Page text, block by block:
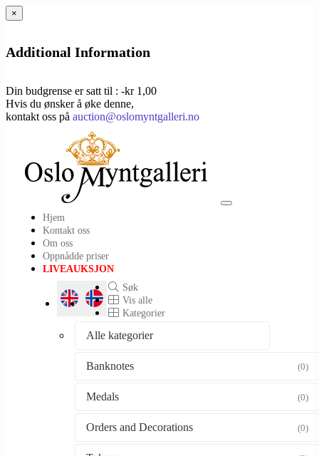
×
Additional Information
Din budgrense er satt til : -kr 1,00
Hvis du ønsker å øke denne,
kontakt oss på auction@oslomyntgalleri.no
Toggle
Hjem
Kontakt oss
Om oss
Oppnådde priser
LIVEAUKSJON
Søk
Vis alle
Kategorier
Alle kategorier
Banknotes (0)
Medals (0)
Orders and Decorations (0)